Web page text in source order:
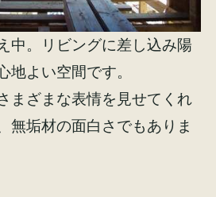
中。リビングに差し込み陽
地よい空間です。
まざまな表情を見せてくれ
無垢材の面白さでもありま